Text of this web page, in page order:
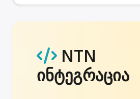
NTN
ინტეგრაცია